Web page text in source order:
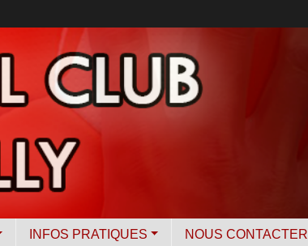
INFOS PRATIQUES NOUS CONTACTER